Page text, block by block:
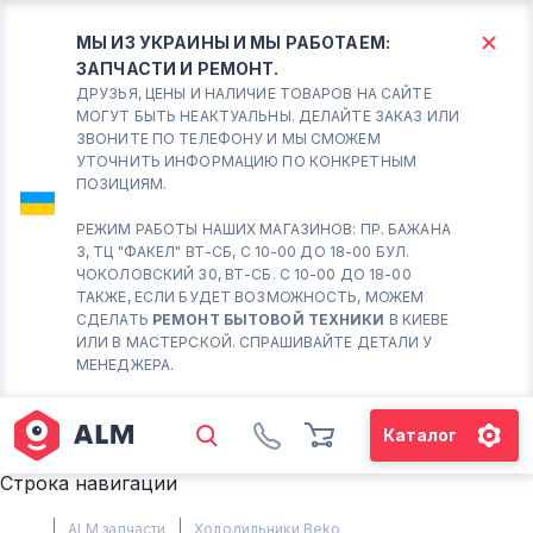
МЫ ИЗ УКРАИНЫ И МЫ РАБОТАЕМ:
ЗАПЧАСТИ И РЕМОНТ.
ДРУЗЬЯ, ЦЕНЫ И НАЛИЧИЕ ТОВАРОВ НА САЙТЕ
МОГУТ БЫТЬ НЕАКТУАЛЬНЫ. ДЕЛАЙТЕ ЗАКАЗ ИЛИ
ЗВОНИТЕ ПО ТЕЛЕФОНУ И МЫ СМОЖЕМ
УТОЧНИТЬ ИНФОРМАЦИЮ ПО КОНКРЕТНЫМ
ПОЗИЦИЯМ.
РЕЖИМ РАБОТЫ НАШИХ МАГАЗИНОВ: ПР. БАЖАНА
3, ТЦ "ФАКЕЛ" ВТ-СБ, С 10-00 ДО 18-00 БУЛ.
ЧОКОЛОВСКИЙ 30, ВТ-СБ. С 10-00 ДО 18-00
ТАКЖЕ, ЕСЛИ БУДЕТ ВОЗМОЖНОСТЬ, МОЖЕМ
СДЕЛАТЬ РЕМОНТ БЫТОВОЙ ТЕХНИКИ В КИЕВЕ
ИЛИ В МАСТЕРСКОЙ. СПРАШИВАЙТЕ ДЕТАЛИ У
МЕНЕДЖЕРА.
Каталог
КИЕВ БОРИСПОЛЬ
Вт.- Сб.
10:00 - 18:00
Соломенский район - ВТ-
СБ. с 10-00 до 18-00
(098) 672 76 42
(063) 722 37 14
М. ХАРЬКОВСКАЯ - ВТ-СБ, С
10-00 ДО 18-00
Строка навигации
ALM запчасти Холодильники Beko